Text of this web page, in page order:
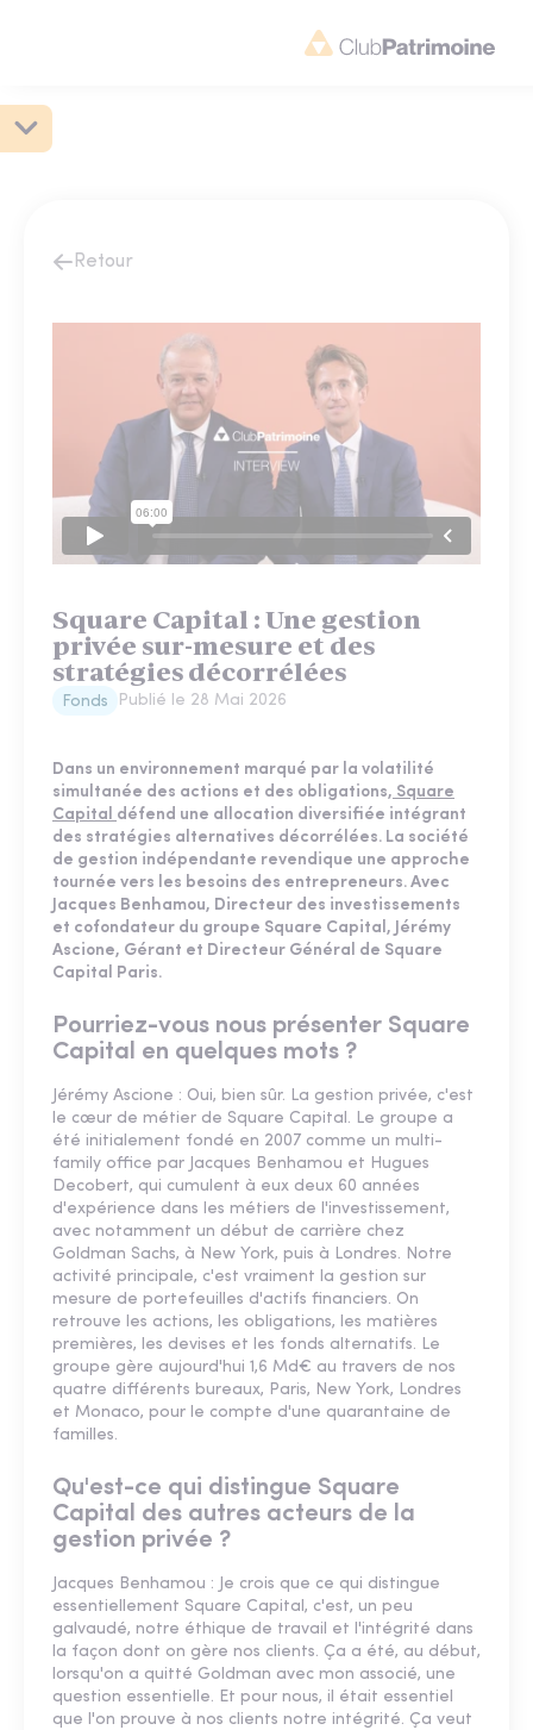
Retour
Square Capital : Une gestion
privée sur-mesure et des
stratégies décorrélées
Fonds Publié le 28 Mai 2026
Dans un environnement marqué par la volatilité
simultanée des actions et des obligations, Square
Capital défend une allocation diversifiée intégrant
des stratégies alternatives décorrélées. La société
de gestion indépendante revendique une approche
tournée vers les besoins des entrepreneurs. Avec
Jacques Benhamou, Directeur des investissements
et cofondateur du groupe Square Capital, Jérémy
Ascione, Gérant et Directeur Général de Square
Capital Paris.
Pourriez-vous nous présenter Square
Capital en quelques mots ?
Jérémy Ascione : Oui, bien sûr. La gestion privée, c'est
le cœur de métier de Square Capital. Le groupe a
été initialement fondé en 2007 comme un multi-
family office par Jacques Benhamou et Hugues
Decobert, qui cumulent à eux deux 60 années
d'expérience dans les métiers de l'investissement,
avec notamment un début de carrière chez
Goldman Sachs, à New York, puis à Londres. Notre
activité principale, c'est vraiment la gestion sur
mesure de portefeuilles d'actifs financiers. On
retrouve les actions, les obligations, les matières
premières, les devises et les fonds alternatifs. Le
groupe gère aujourd'hui 1,6 Md€ au travers de nos
quatre différents bureaux, Paris, New York, Londres
et Monaco, pour le compte d'une quarantaine de
familles.
Qu'est-ce qui distingue Square
Capital des autres acteurs de la
gestion privée ?
Jacques Benhamou : Je crois que ce qui distingue
essentiellement Square Capital, c'est, un peu
galvaudé, notre éthique de travail et l'intégrité dans
la façon dont on gère nos clients. Ça a été, au début,
lorsqu'on a quitté Goldman avec mon associé, une
question essentielle. Et pour nous, il était essentiel
que l'on prouve à nos clients notre intégrité. Ça veut